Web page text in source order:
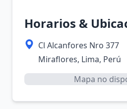
Horarios &
Cl Alcanfores Nro 377
Miraflores, Lima, Perú
Mapa no